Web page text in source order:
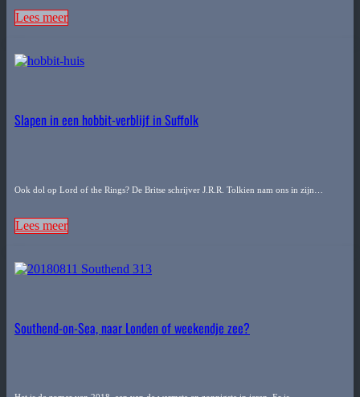
Lees meer
Slapen in een hobbit-verblijf in Suffolk
Ook dol op Lord of the Rings? De Britse schrijver J.R.R. Tolkien nam ons in zijn…
Lees meer
Southend-on-Sea, naar Londen of weekendje zee?